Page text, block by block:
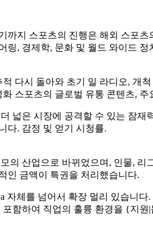
까지 스포츠의 진행은 해외 스포
링, 경제학, 문화 및 월드 와이드
적 다시 돌아와 초기 일 라디오, 개
스포츠의 글로벌 유통 콘텐츠,
넓은 시장에 공격할 수 있는 잠
다. 감정 및 얻기 시청률.
의 산업으로 바뀌었으며, 인물,
인 금액이 특권을 처리했습니다.
자체를 넘어서 확장 멀리 있습니
함하여 직업의 훌륭 환경을 {지